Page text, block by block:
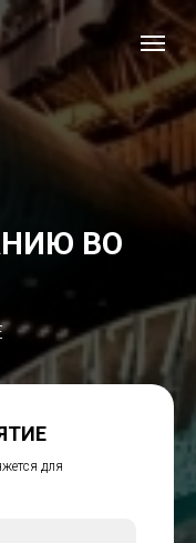
ВО
для